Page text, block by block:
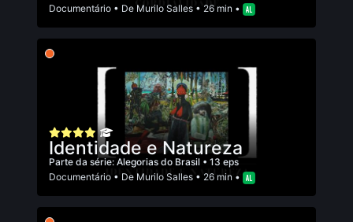
Documentário • De Murilo Salles • 26 min •
Identidade e Natureza
Parte da série:Alegorias do Brasil • 13 eps
Documentário • De Murilo Salles • 26 min •